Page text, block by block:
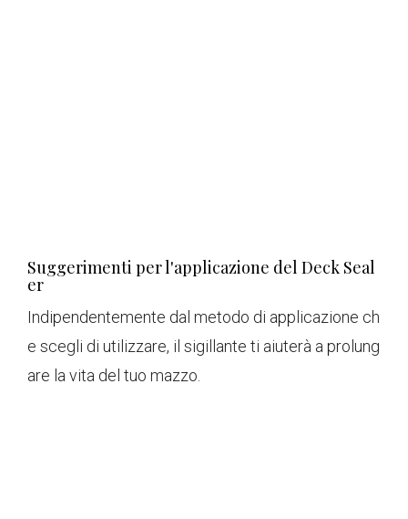
Suggerimenti per l'applicazione del Deck Seal
er
Indipendentemente dal metodo di applicazione ch
e scegli di utilizzare, il sigillante ti aiuterà a prolung
are la vita del tuo mazzo.